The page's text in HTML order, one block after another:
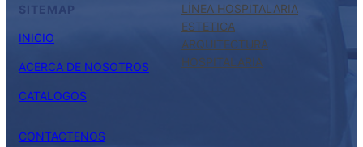
SITEMAP
INICIO
ACERCA DE NOSOTROS
CATALOGOS
LÍNEA HOSPITALARIA
ESTETICA
ARQUITECTURA
HOSPITALARIA
CONTACTENOS